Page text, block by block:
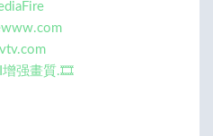
增强畫質.🎞️